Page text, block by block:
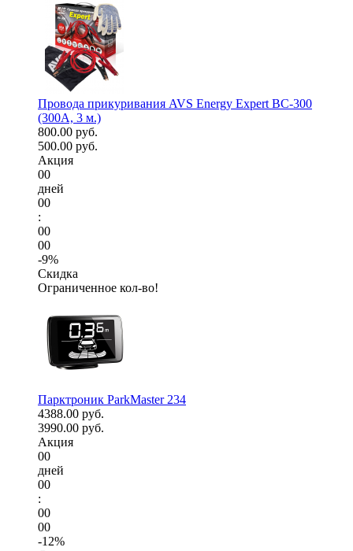
Провода прикуривания AVS Energy Expert BC-300
(300А, 3 м.)
800.00 руб.
500.00 руб.
Акция
00
дней
00
:
00
00
-9%
Скидка
Ограниченное кол-во!
Парктроник ParkMaster 234
4388.00 руб.
3990.00 руб.
Акция
00
дней
00
:
00
00
-12%